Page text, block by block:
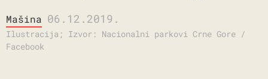
Mašina 06.12.2019.
Ilustracija; Izvor: Nacionalni parkovi Crne Gore /
Facebook